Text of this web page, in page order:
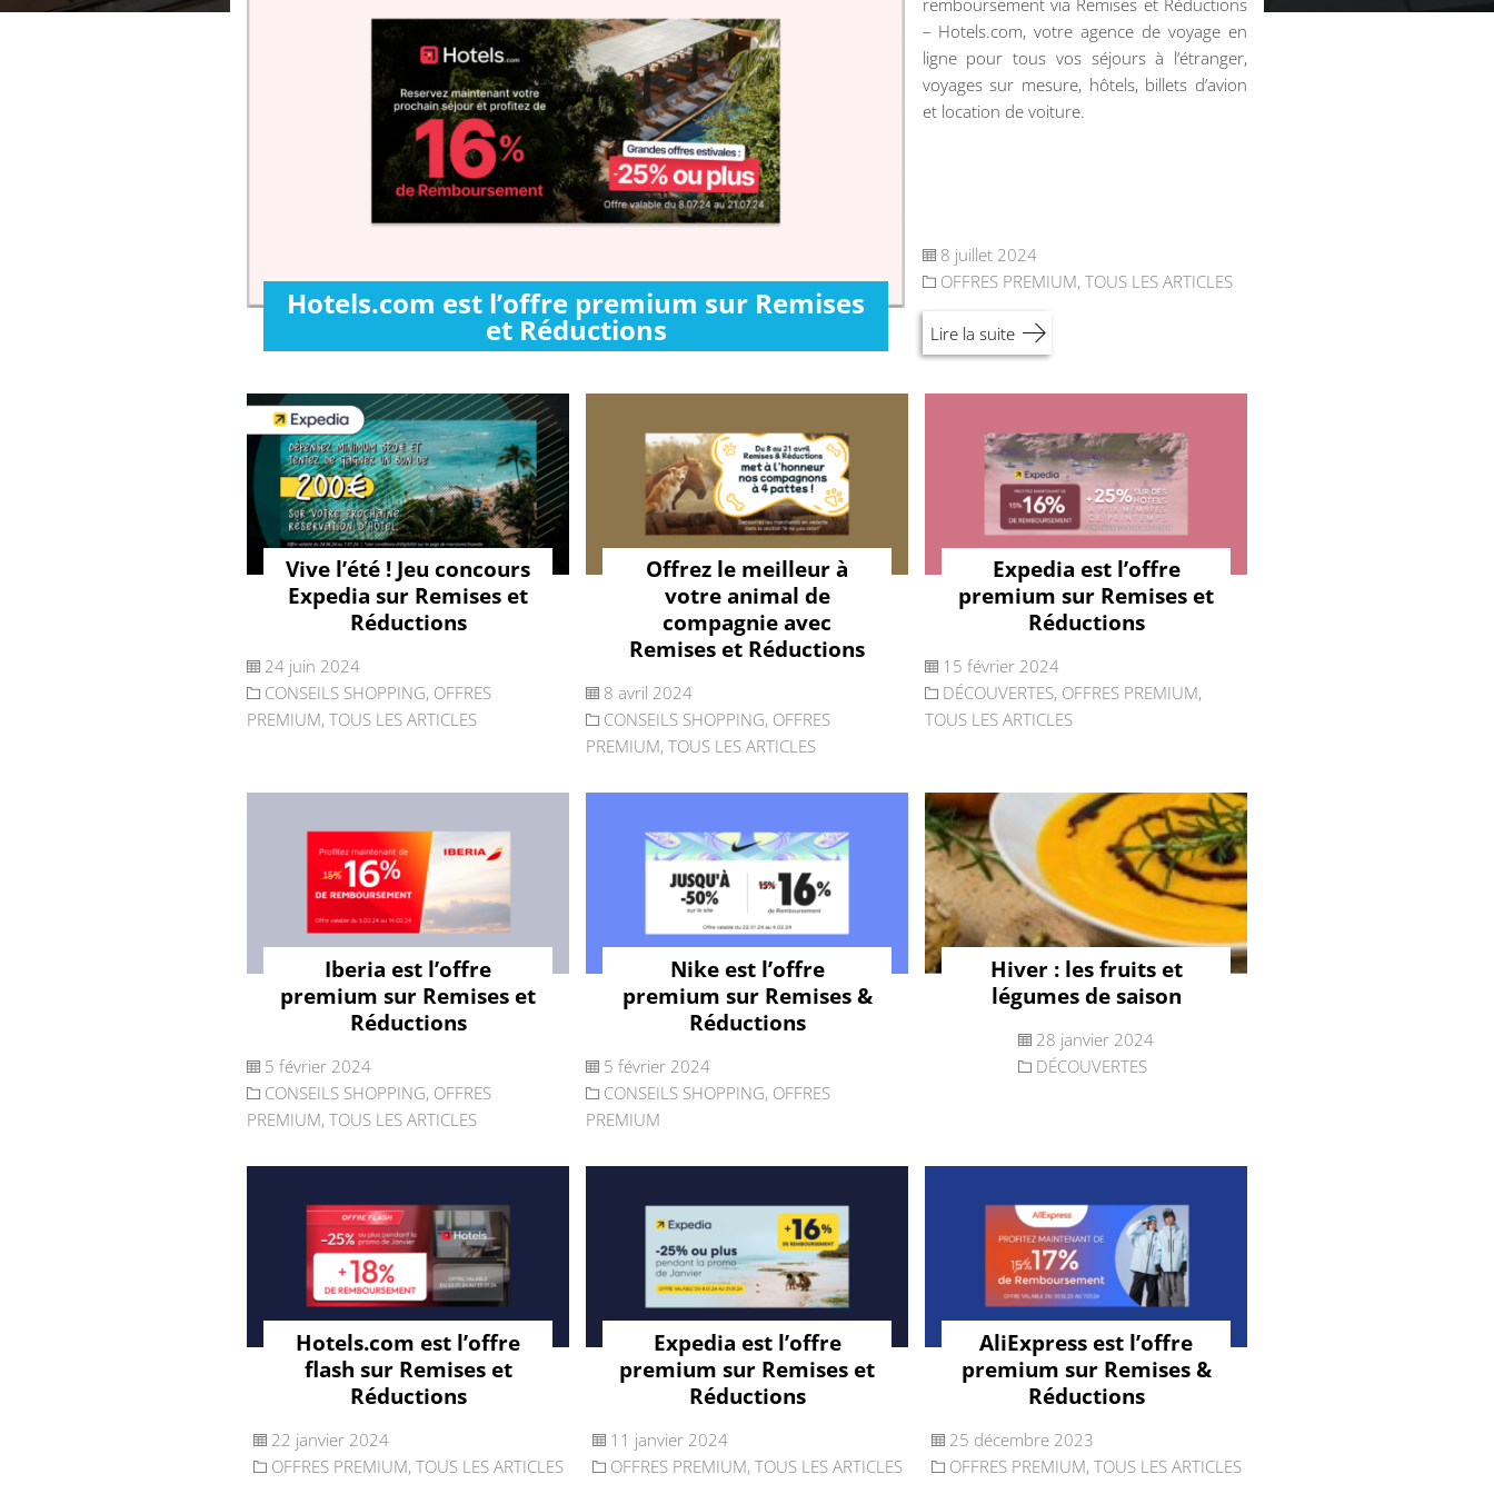
Hotels.com est l’offre premium sur Remises
et Réductions
– Hotels.com, votre agence de voyage en
ligne pour tous vos séjours à l’étranger,
voyages sur mesure, hôtels, billets d’avion
et location de voiture.
8 juillet 2024
OFFRES PREMIUM, TOUS LES ARTICLES
Lire la suite
Vive l’été ! Jeu concours
Expedia sur Remises et
Réductions
24 juin 2024
CONSEILS SHOPPING, OFFRES
PREMIUM, TOUS LES ARTICLES
Offrez le meilleur à
votre animal de
compagnie avec
Remises et Réductions
8 avril 2024
CONSEILS SHOPPING, OFFRES
PREMIUM, TOUS LES ARTICLES
Expedia est l’offre
premium sur Remises et
Réductions
15 février 2024
DÉCOUVERTES, OFFRES PREMIUM,
TOUS LES ARTICLES
Iberia est l’offre
premium sur Remises et
Réductions
5 février 2024
CONSEILS SHOPPING, OFFRES
PREMIUM, TOUS LES ARTICLES
Nike est l’offre
premium sur Remises &
Réductions
5 février 2024
CONSEILS SHOPPING, OFFRES
PREMIUM
Hiver : les fruits et
légumes de saison
28 janvier 2024
DÉCOUVERTES
Hotels.com est l’offre
flash sur Remises et
Réductions
22 janvier 2024
OFFRES PREMIUM, TOUS LES ARTICLES
Expedia est l’offre
premium sur Remises et
Réductions
11 janvier 2024
OFFRES PREMIUM, TOUS LES ARTICLES
AliExpress est l’offre
premium sur Remises &
Réductions
25 décembre 2023
OFFRES PREMIUM, TOUS LES ARTICLES